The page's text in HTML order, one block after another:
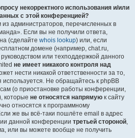
некорректного использования и/или
с этой конференцией?
администраторов, перечисленных в
Если вы не получили ответа,
(сделайте whois lookup) или, если
домене (например, chat.ru,
или техподдержкой данного
не имеет никакого контроля над
нести никакой ответственности за то,
Не обращайтесь к phpBB
(о приостановке работы конференции,
которые не относятся напрямую к сайту
относятся к программному
же вы всё-таки пошлёте email в адрес
данной конференции третьей стороной,
или вы можете вообще не получить